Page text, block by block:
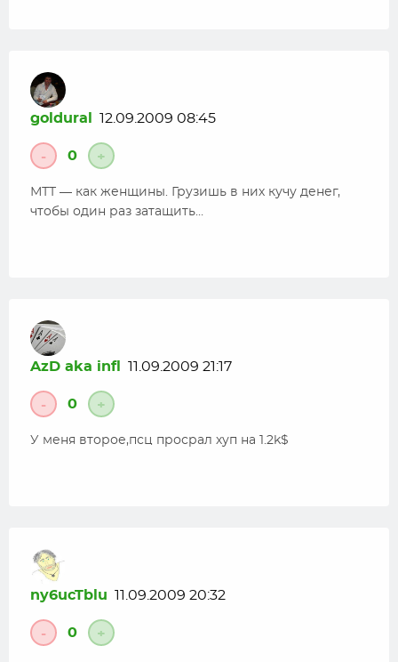
goldural 12.09.2009 08:45
- 0 +
МТТ — как женщины. Грузишь в них кучу денег,
чтобы один раз затащить…
AzD aka infl 11.09.2009 21:17
- 0 +
У меня второе,псц просрал хуп на 1.2k$
ny6ucTblu 11.09.2009 20:32
- 0 +